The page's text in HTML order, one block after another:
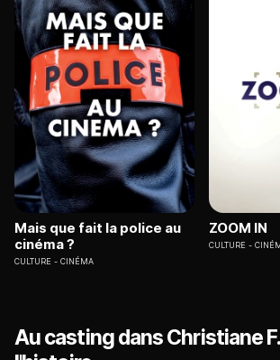
Mais que fait la police au
cinéma ?
CULTURE CINÉMA
ZOOM IN
CULTURE
Au casting dans Christiane